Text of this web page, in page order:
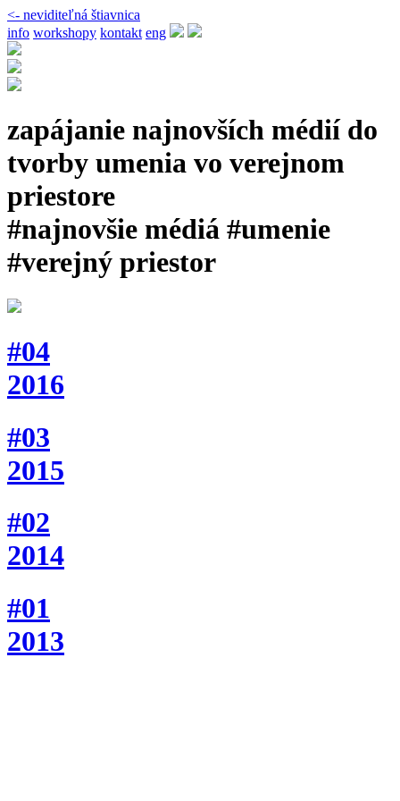
<- neviditeľná štiavnica
info workshopy kontakt eng
zapájanie najnovších médií do
tvorby umenia vo verejnom
priestore
#najnovšie médiá #umenie
#verejný priestor
#04
2016
#03
2015
#02
2014
#01
2013